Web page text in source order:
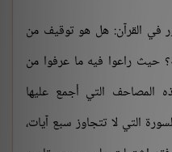
في القرآن: هل هو توقيف من
حيث راعوا فيه ما عرفوا من
المصاحف التي أجمع عليها
التي لا تتجاوز سبع آيات،